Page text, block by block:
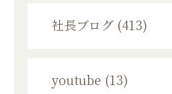
社長ブログ (413)
youtube (13)